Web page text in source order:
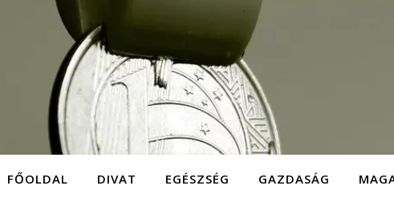
FŐOLDAL DIVAT EGÉSZSÉG GAZDASÁG